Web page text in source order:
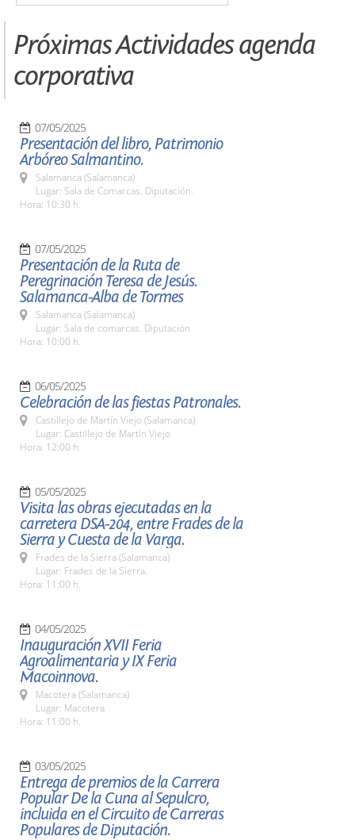
Próximas Actividades agenda
corporativa
07/05/2025
Presentación del libro, Patrimonio
Arbóreo Salmantino.
Salamanca (Salamanca)
Lugar: Sala de Comarcas. Diputación.
Hora: 10:30 h.
07/05/2025
Presentación de la Ruta de
Peregrinación Teresa de Jesús.
Salamanca-Alba de Tormes
Salamanca (Salamanca)
Lugar: Sala de comarcas. Diputación
Hora: 10:00 h.
06/05/2025
Celebración de las fiestas Patronales.
Castillejo de Martín Viejo (Salamanca)
Lugar: Castillejo de Martín Viejo
Hora: 12:00 h.
05/05/2025
Visita las obras ejecutadas en la
carretera DSA-204, entre Frades de la
Sierra y Cuesta de la Varga.
Frades de la Sierra (Salamanca)
Lugar: Frades de la Sierra.
Hora: 11:00 h.
04/05/2025
Inauguración XVII Feria
Agroalimentaria y IX Feria
Macoinnova.
Macotera (Salamanca)
Lugar: Macotera
Hora: 11:00 h.
03/05/2025
Entrega de premios de la Carrera
Popular De la Cuna al Sepulcro,
incluida en el Circuito de Carreras
Populares de Diputación.